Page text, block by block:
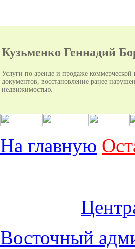
Кузьменко Геннадий
Услуги по аренде и продаже
документов, восстановление ранее
недвижимостью.
На главную
Восточный